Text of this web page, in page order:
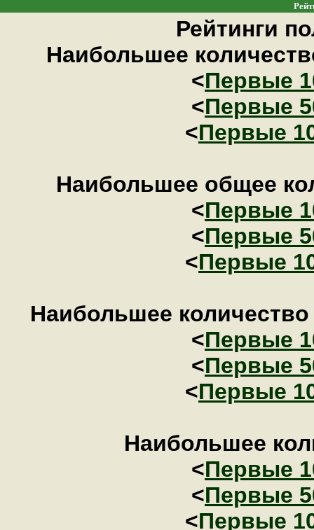
Рейтинги
Наибольшее
<Первые
<Первые
<Первые
Наибольшее общее
<Первые
<Первые
<Первые
Наибольшее
<Первые
<Первые
<Первые
Наибольшее
<Первые
<Первые
<Первые